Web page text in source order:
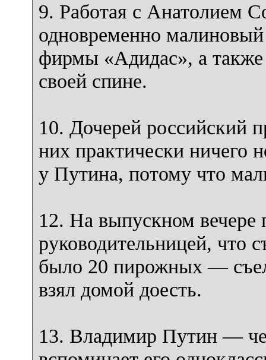
9. Работая с Анатолием
одновременно
фирмы «Адидас», а
своей спине.
10. Дочерей российский
них практически ничего
у Путина, потому что
12. На выпускном вечере
руководительницей, что
было 20 пирожных —
взял домой доесть.
13. Владимир Путин —